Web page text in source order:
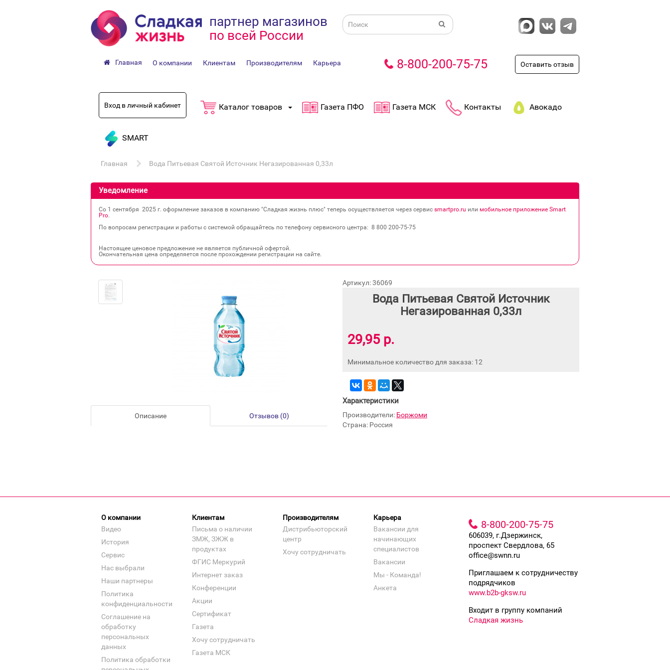
партнер магазинов
по всей России
Главная О компании Клиентам Производителям Карьера 8-800-200-75-75 Оставить отзыв
Вход в личный кабинет Каталог товаров Газета ПФО Газета МСК Контакты Авокадо
SMART
Главная Вода Питьевая Святой Источник Негазированная 0,33л
Уведомление
Со 1 сентября 2025 г. оформление заказов в компанию "Сладкая жизнь плюс" теперь осуществляется через сервис smartpro.ru или мобильное приложение Smart
Pro.
По вопросам регистрации и работы с системой обращайтесь по телефону сервисного центра: 8 800 200‐75‐75
Настоящее ценовое предложение не является публичной офертой.
Окончательная цена определяется после прохождении регистрации на сайте.
Описание Отзывов (0)
Артикул: 36069
Вода Питьевая Святой Источник
Негазированная 0,33л
29,95 р.
Минимальное количество для заказа: 12
Характеристики
Производители: Боржоми
Страна: Россия
О компании
Видео
История
Сервис
Нас выбрали
Наши партнеры
Политика
конфиденциальности
Соглашение на
обработку
персональных
данных
Политика обработки
Клиентам
Письма о наличии
ЗМЖ, ЗЖЖ в
продуктах
ФГИС Меркурий
Интернет заказ
Конференции
Акции
Сертификат
Газета
Хочу сотрудничать
Газета МСК
Производителям
Дистрибьюторский
центр
Хочу сотрудничать
Карьера
Вакансии для
начинающих
специалистов
Вакансии
Мы - Команда!
Анкета
8-800-200-75-75
606039, г.Дзержинск,
проспект Свердлова, 65
office@swnn.ru
Приглашаем к сотрудничеству
подрядчиков
www.b2b-gksw.ru
Входит в группу компаний
Сладкая жизнь